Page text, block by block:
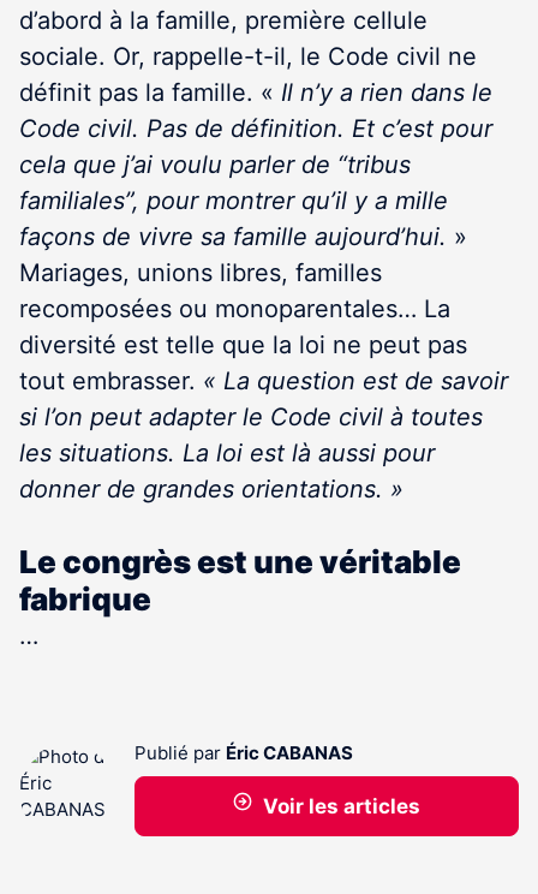
d’abord à la famille, première cellule
sociale. Or, rappelle-t-il, le Code civil ne
définit pas la famille. « Il n’y a rien dans le
Code civil. Pas de définition. Et c’est pour
cela que j’ai voulu parler de “tribus
familiales”, pour montrer qu’il y a mille
façons de vivre sa famille aujourd’hui. »
Mariages, unions libres, familles
recomposées ou monoparentales… La
diversité est telle que la loi ne peut pas
tout embrasser. « La question est de savoir
si l’on peut adapter le Code civil à toutes
les situations. La loi est là aussi pour
donner de grandes orientations. »
Le congrès est une véritable
fabrique
…
Publié par Éric CABANAS
Voir les articles